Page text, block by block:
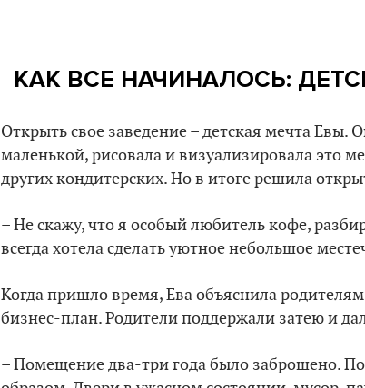
КАК ВСЕ НАЧИНАЛОСЬ:
Открыть свое заведение – детская мечта Евы.
маленькой, рисовала и визуализировала это
других кондитерских. Но в итоге решила
– Не скажу, что я особый любитель кофе,
всегда хотела сделать уютное небольшое
Когда пришло время, Ева объяснила
бизнес-план. Родители поддержали затею и
– Помещение два-три года было заброшено.